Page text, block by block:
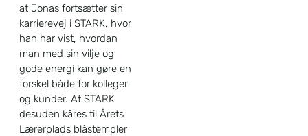
at Jonas fortsætter sin
karrierevej i STARK, hvor
han har vist, hvordan
man med sin vilje og
gode energi kan gøre en
forskel både for kolleger
og kunder. At STARK
desuden kåres til Årets
Lærerplads blåstempler